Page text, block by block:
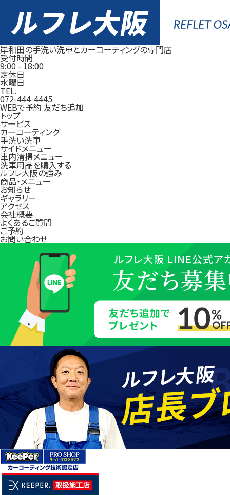
岸和田の手洗い洗車とカーコーティングの専門店
受付時間
9:00 -18:00
定休日
水曜日
TEL.
072-444-4445
WEBで予約 友だち追加
トップ
サービス
カーコーティング
手洗い洗車
サイドメニュー
車内清掃メニュー
洗車用品を購入する
ルフレ大阪の強み
商品・メニュー
お知らせ
ギャラリー
アクセス
会社概要
よくあるご質問
ご予約
お問い合わせ